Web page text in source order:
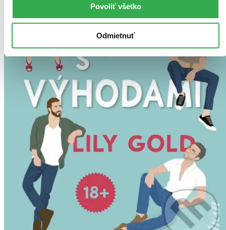
Povoliť všetko
Odmietnuť